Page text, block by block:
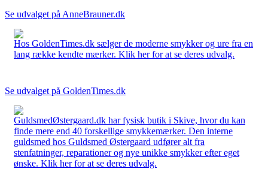
Se udvalget på AnneBrauner.dk
Hos GoldenTimes.dk sælger de moderne smykker og ure fra en
lang række kendte mærker. Klik her for at se deres udvalg.
Se udvalget på GoldenTimes.dk
GuldsmedØstergaard.dk har fysisk butik i Skive, hvor du kan
finde mere end 40 forskellige smykkemærker. Den interne
guldsmed hos Guldsmed Østergaard udfører alt fra
stenfatninger, reparationer og nye unikke smykker efter eget
ønske. Klik her for at se deres udvalg.